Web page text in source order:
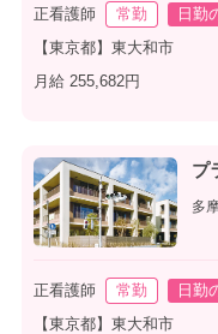
正看護師 常勤 日勤
【東京都】東大和市
月給 255,682円
プ
多
正看護師 常勤 日勤
【東京都】東大和市